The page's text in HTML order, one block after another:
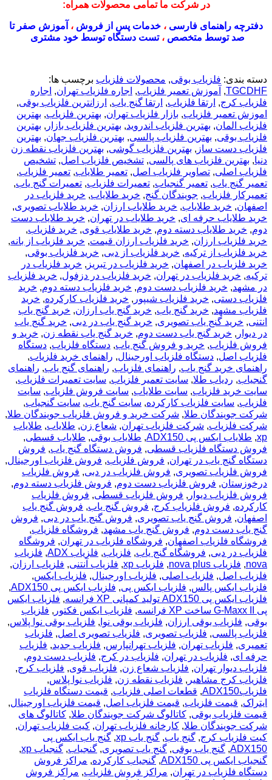
در شرکت ما تمامی محصولات همراه:
دفترچه راهنمای فارسی ، خدمات پس از فروش ، آموزش صفر تا
صد توسط متخصص ،تست دستگاه توسط خود مشتری
دسته بندی: فلزیاب بوقی, محصولات فلزیاب برچسب ها:
TGCDHF
, آموزش تعمیر فلزیاب, اجاره فلزیاب تهران, اجاره
فلزیاب کرج, ارتقا فلزیاب, ارتقا گنج یاب, ارزانترین فلزیاب بوقی,
اموزش تعمیر فلزیاب, بازار فلزیاب تهران, بهترین فلزیاب, بهترین
فلزیاب المان, بهترین فلزیاب اندروید, بهترین فلزیاب بازار , بهترین
فلزیاب بوقی, بهترین فلزیاب پالسی, بهترین فلزیاب جهان, بهترین
فلزیاب دست ساز , بهترین فلزیاب گوشی, بهترین فلزیاب نقطه زن
دنیا, بهترین فلزیاب های پالسی, تشخیص فلزیاب اصل, تشخیص
فلزیاب اصلی, تصاویر فلزیاب اصل, تعمیر طلایاب, تعمیر فلزیاب,
تعمیر گنج یاب, تعمیر گنجیاب, تعمیرات فلزیاب, تعمیرات گنج یاب,
تعمیرکار فلزیاب, جویندگان گنج, خريد طلاياب, خريد فلزياب در
اصفهان, خرید طلایاب, خرید طلایاب ارزان, خرید طلایاب تصویری,
خرید طلایاب حرفه ای, خرید طلایاب در تهران, خرید طلایاب دست
دوم, خرید طلایاب دسته دوم, خرید طلایاب قوی, خرید فلزیاب,
خرید فلزیاب ارزان, خرید فلزیاب ارزان قیمت, خرید فلزیاب از بانه,
خرید فلزیاب از ترکیه, خرید فلزیاب از دبی, خرید فلزیاب بوقی,
خرید فلزیاب در اصفهان, خرید فلزیاب در تبریز , خرید فلزیاب در
ترکیه, خرید فلزیاب در تهران, خرید فلزیاب در دزفول, خرید فلزیاب
در مشهد, خرید فلزیاب دست دوم, خرید فلزیاب دسته دوم, خرید
فلزیاب دستی, خرید فلزیاب شیپور , خرید فلزیاب کارکرده, خرید
فلزیاب مشهد, خرید گنج یاب, خرید گنج یاب ارزان, خرید گنج یاب
انتنی, خرید گنج یاب تصویری, خرید گنج یاب در دبی, خرید گنج یاب
در دیوار , خرید گنج یاب دست دوم, خرید گنج یاب نقطه زن, خرید و
فروش فلزیاب, خرید و فروش گنج یاب, دستگاه فلزیاب, دستگاه
فلزیاب اصل, دستگاه فلزیاب اورجینال, راهنمای خرید فلزیاب,
راهنمای خرید گنج یاب, راهنمای فلزیاب, راهنمای گنج یاب, راهنمای
گنجیاب, ردیاب طلا, سایت تعمیر فلزیاب, سایت تعمیرات فلزیاب,
سایت خرید فلزیاب, سایت طلایاب, سایت فروش فلزیاب, سایت
فلزیاب, سایت فلزیاب کارکرده, سایت گنج یاب, سایت گنجیاب,
شرکت جویندگان طلا, شرکت خرید و فروش فلزیاب جویندگان طلا,
شرکت فلزیاب, شرکت فلزیاب تهران, شعاع زن, طلایاب, طلایاب
xp
, طلایاب ایکس پی ADX150 , طلایاب بوقی, طلایاب قسطی,
فروش دستگاه فلزیاب قسطی, فروش دستگاه گنج یاب, فروش
دستگاه گنج یاب در تهران, فروش فلزیاب, فروش فلزیاب اورجینال,
فروش فلزیاب تصویری, فروش فلزیاب در دبی, فروش فلزیاب
درخوزستان, فروش فلزیاب دست دوم, فروش فلزیاب دسته دوم,
فروش فلزیاب دیوار , فروش فلزیاب قسطی, فروش فلزیاب
کارکرده, فروش فلزیاب کرج, فروش گنج یاب, فروش گنج یاب
اصفهان, فروش گنج یاب تصویری, فروش گنج یاب در دبی, فروش
گنج یاب دست دوم, فروش گنج یاب مشهد, فروشگاه فلزیاب,
فروشگاه فلزیاب اصفهان, فروشگاه فلزیاب در تهران, فروشگاه
فلزیاب در دبی, فروشگاه گنج یاب, فلزیاب, فلزیاب ADX , فلزیاب
nova
, فلزیاب nova plus , فلزیاب xp , فلزیاب آنتنی, فلزیاب ارزان,
فلزیاب اصل, فلزیاب اصلی, فلزیاب اورجینال, فلزیاب ایکس,
فلزیاب ایکس پالس, فلزیاب ایکس پی, فلزیاب ایکس پی ADX150
,
فلزیاب ایکس پی ADX150 تولید کمپانی XP فرانسه
, فلزیاب ایکس
پی G-Maxx II ساخت XP فرانسه
, فلزیاب ایکس فکتور , فلزیاب
بوقی, فلزیاب بوقی ارزان, فلزیاب بوقی نوا , فلزیاب بوقی نوا پلاس,
فلزیاب پالسی, فلزیاب تصویری, فلزیاب تصویری اصل, فلزیاب
تعمیری, فلزیاب تهران, فلزیاب تهرانپارس, فلزیاب جدید, فلزیاب
حرفه ای, فلزیاب در تهران, فلزیاب در کرج, فلزیاب دست دوم,
فلزیاب دیوار تهران, فلزیاب شعاع زن, فلزیاب قوی, فلزیاب کرج,
فلزیاب کرج مشاهیر , فلزیاب نقطه زن, فلزیاب نوا پلاس,
فلزیابADX150
, قطعات اصلی فلزیاب, قیمت دستگاه فلزیاب
ایتراک, قیمت فلزیاب, قیمت فلزیاب اصل, قیمت فلزیاب اورجینال,
قیمت فلزیاب بوقی, کاتالوگ شرکت جویندگان طلا, کاتالوگ های
شرکت جویندگان طلا, کارخانه فلزیاب تهران, کیت فلزیاب تهران,
کیت فلزیاب کرج, گنج یاب, گنج یاب xp , گنج یاب ایکس پی
ADX150
, گنج یاب بوقی, گنج یاب تصویری, گنجیاب, گنجیاب xp
,
گنجیاب ایکس پی ADX150
, گنجیاب کارکرده, مراکز فروش
دستگاه فلزیاب در تهران, مراکز فروش فلزیاب, مراکز فروش